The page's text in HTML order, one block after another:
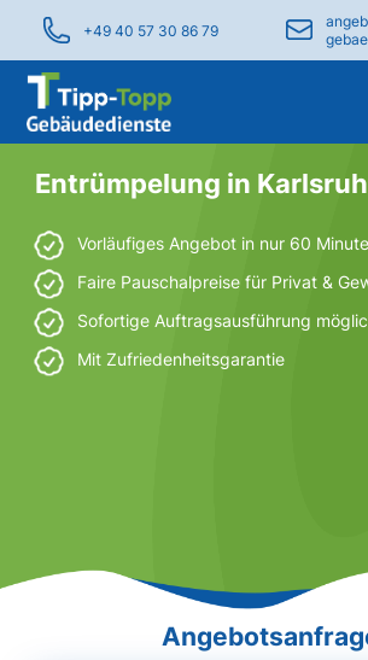
+49 40 57 30 86 79
Entrümpelung in
Vorläufiges Angebot in nur 60
Faire Pauschalpreise für Privat &
Sofortige Auftragsausführung
Mit Zufriedenheitsgarantie